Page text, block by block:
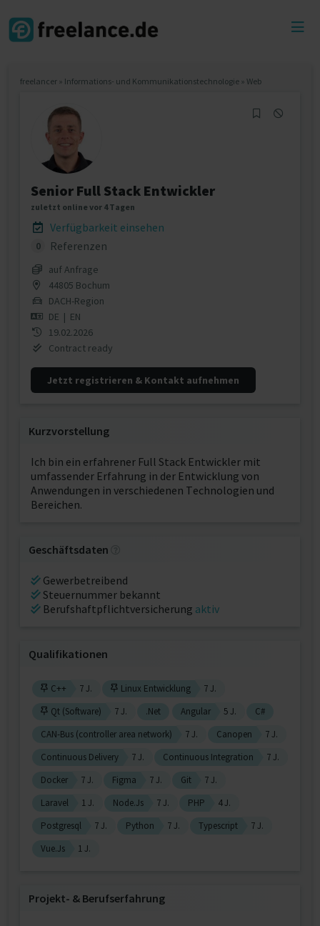
freelancer » Informations- und Kommunikationstechnologie » Web
Senior Full Stack Entwickler
zuletzt online vor 4 Tagen
Verfügbarkeit einsehen
0 Referenzen
auf Anfrage
44805 Bochum
DACH-Region
DE | EN
19.02.2026
Contract ready
Jetzt registrieren & Kontakt aufnehmen
Kurzvorstellung
Ich bin ein erfahrener Full Stack Entwickler mit
umfassender Erfahrung in der Entwicklung von
Anwendungen in verschiedenen Technologien und
Bereichen.
Geschäftsdaten
Gewerbetreibend
Steuernummer bekannt
Berufshaftpflichtversicherung aktiv
Qualifikationen
C++ 7 J. Linux Entwicklung
7 J.
Qt (Software)
7 J. .Net Angular 5 J.
C#
CAN-Bus (controller area network)
7 J. Canopen
7 J.
Continuous Delivery
7 J. Continuous Integration
7 J.
Docker
7 J. Figma 7 J. Git
7 J.
Laravel
1 J. Node.Js 7 J. PHP
4 J.
Postgresql
7 J. Python 7 J. Typescript
7 J.
Vue.Js
1 J.
Projekt‐ & Berufserfahrung